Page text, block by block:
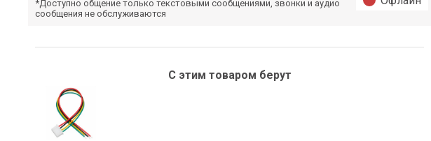
*Доступно общение только текстовыми сообщениями, звонки и аудио
сообщения не обслуживаются
С этим товаром берут